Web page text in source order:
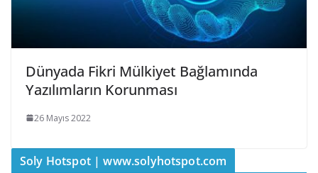
Dünyada Fikri Mülkiyet Bağlamında
Yazılımların Korunması
26 Mayıs 2022
Soly Hotspot | www.solyhotspot.com